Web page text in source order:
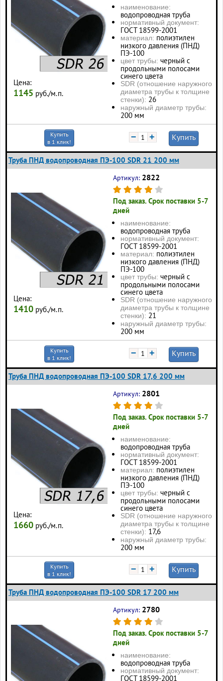
Цена:
1145 руб./м.п.
наименование:
водопроводная труба
нормативный документ:
ГОСТ 18599-2001
материал: полиэтилен
низкого давления (ПНД)
ПЭ-100
цвет трубы: черный с
продольными полосами
синего цвета
SDR (отношение наружного
диаметра трубы к толщине
стенки): 26
наружный диаметр трубы:
200 мм
Купить
в 1 клик!
− + Купить
Труба ПНД водопроводная ПЭ-100 SDR 21 200 мм
Цена:
1410 руб./м.п.
Артикул: 2822
Под заказ. Срок поставки 5-7
дней
наименование:
водопроводная труба
нормативный документ:
ГОСТ 18599-2001
материал: полиэтилен
низкого давления (ПНД)
ПЭ-100
цвет трубы: черный с
продольными полосами
синего цвета
SDR (отношение наружного
диаметра трубы к толщине
стенки): 21
наружный диаметр трубы:
200 мм
Купить
в 1 клик!
− + Купить
Труба ПНД водопроводная ПЭ-100 SDR 17,6 200 мм
Цена:
1660 руб./м.п.
Артикул: 2801
Под заказ. Срок поставки 5-7
дней
наименование:
водопроводная труба
нормативный документ:
ГОСТ 18599-2001
материал: полиэтилен
низкого давления (ПНД)
ПЭ-100
цвет трубы: черный с
продольными полосами
синего цвета
SDR (отношение наружного
диаметра трубы к толщине
стенки): 17,6
наружный диаметр трубы:
200 мм
Купить
в 1 клик!
− + Купить
Труба ПНД водопроводная ПЭ-100 SDR 17 200 мм
Артикул: 2780
Под заказ. Срок поставки 5-7
дней
наименование:
водопроводная труба
нормативный документ:
ГОСТ 18599-2001